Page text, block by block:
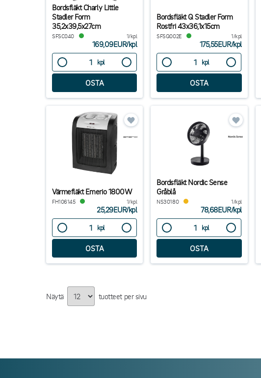
Bordsfläkt Charly Little
Stadler Form
35,2x39,5x27cm
SFSC040 1/kpl
169,09EUR/kpl
kpl
Bordsfläkt Q Stadler Form
Rostfri 43x36,1x15cm
SFSQ002E 1/kpl
175,55EUR/kpl
kpl
Värmefläkt Emerio 1800W
FH106145 1/kpl
25,29EUR/kpl
kpl
Bordsfläkt Nordic Sense
Gråblå
NS30180 1/kpl
78,68EUR/kpl
kpl
Näytä tuotteet per sivu